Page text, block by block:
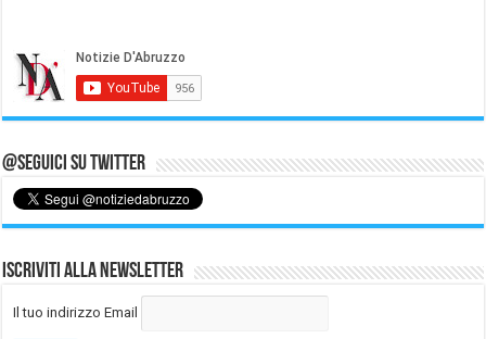
@Seguici su Twitter
Iscriviti alla Newsletter
Il tuo indirizzo Email